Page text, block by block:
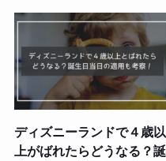
ディズニーランドで４歳以
上がばれたらどうなる？誕